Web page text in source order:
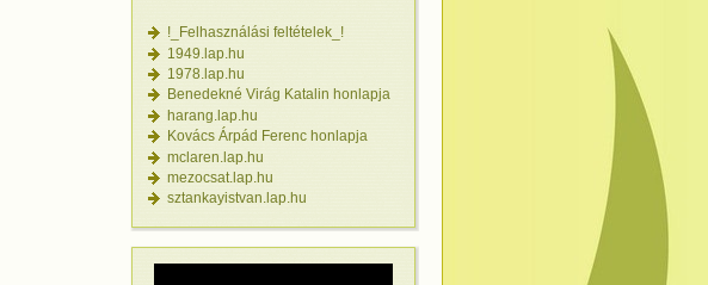
!_Felhasználási feltételek_!
1949.lap.hu
1978.lap.hu
Benedekné Virág Katalin honlapja
harang.lap.hu
Kovács Árpád Ferenc honlapja
mclaren.lap.hu
mezocsat.lap.hu
sztankayistvan.lap.hu